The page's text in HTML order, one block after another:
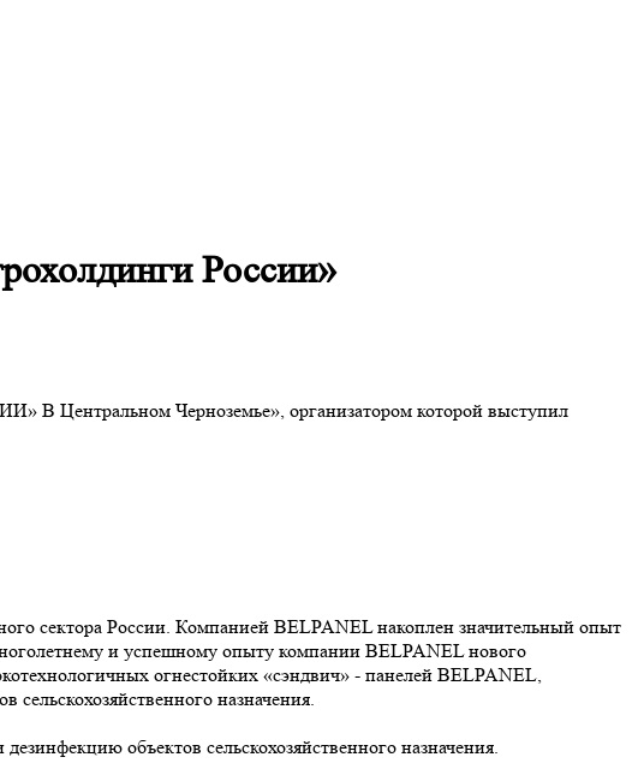
России»
Центральном Черноземье», организатором которой выступил
сектора России. Компанией BELPANEL накоплен значительный опыт
и успешному опыту компании BELPANEL нового
огнестойких «сэндвич» - панелей BELPANEL,
назначения.
объектов сельскохозяйственного назначения.